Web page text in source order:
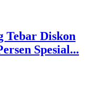
Tebar Diskon
Spesial...